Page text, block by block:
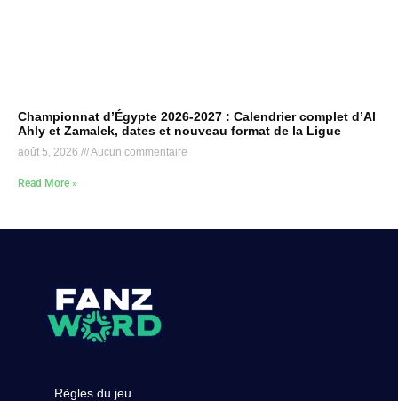
Championnat d’Égypte 2026-2027 : Calendrier complet d’Al
Ahly et Zamalek, dates et nouveau format de la Ligue
août 5, 2026 Aucun commentaire
Read More »
Règles du jeu